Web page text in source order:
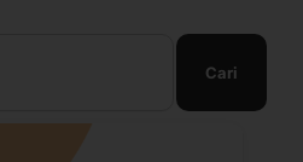
Cari